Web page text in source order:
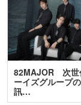
82MAJOR 次世
ーイズグループ
訊…